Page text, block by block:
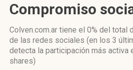
Compromiso
Colven.com.ar tiene el 0% del total
de las redes sociales (en los 3
detecta la participación más activa
shares)